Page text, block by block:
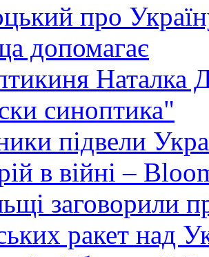
про
допомагає
Наталка
синоптика"
підвели
в війні –
заговорили
ракет над